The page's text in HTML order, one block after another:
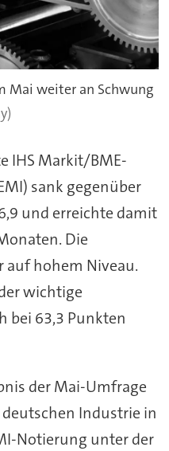
Mai weiter an Schwung
IHS Markit/BME-
sank gegenüber
und erreichte damit
Die
auf hohem Niveau.
wichtige
bei 63,3 Punkten
der Mai-Umfrage
Industrie in
Notierung unter der